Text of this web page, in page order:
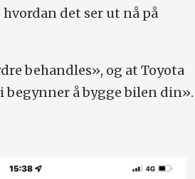
det ser ut nå på
behandles», og at Toyota
begynner å bygge bilen din».